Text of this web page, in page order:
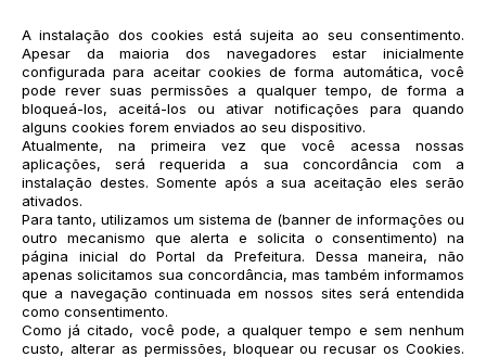
A instalação dos cookies está sujeita ao seu consentimento.
Apesar da maioria dos navegadores estar inicialmente
configurada para aceitar cookies de forma automática, você
pode rever suas permissões a qualquer tempo, de forma a
bloqueá-los, aceitá-los ou ativar notificações para quando
alguns cookies forem enviados ao seu dispositivo.
Atualmente, na primeira vez que você acessa nossas
aplicações, será requerida a sua concordância com a
instalação destes. Somente após a sua aceitação eles serão
ativados.
Para tanto, utilizamos um sistema de (banner de informações ou
outro mecanismo que alerta e solicita o consentimento) na
página inicial do Portal da Prefeitura. Dessa maneira, não
apenas solicitamos sua concordância, mas também informamos
que a navegação continuada em nossos sites será entendida
como consentimento.
Como já citado, você pode, a qualquer tempo e sem nenhum
custo, alterar as permissões, bloquear ou recusar os Cookies.